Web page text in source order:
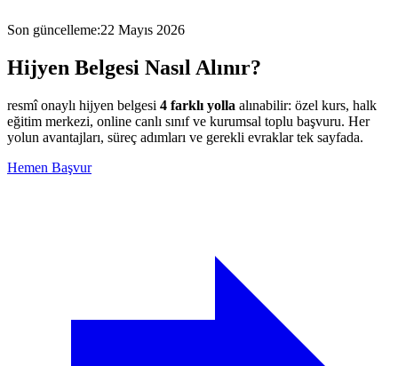
Son güncelleme:22 Mayıs 2026
Hijyen Belgesi Nasıl Alınır?
resmî onaylı hijyen belgesi 4 farklı yolla alınabilir: özel kurs, halk
eğitim merkezi, online canlı sınıf ve kurumsal toplu başvuru. Her
yolun avantajları, süreç adımları ve gerekli evraklar tek sayfada.
Hemen Başvur